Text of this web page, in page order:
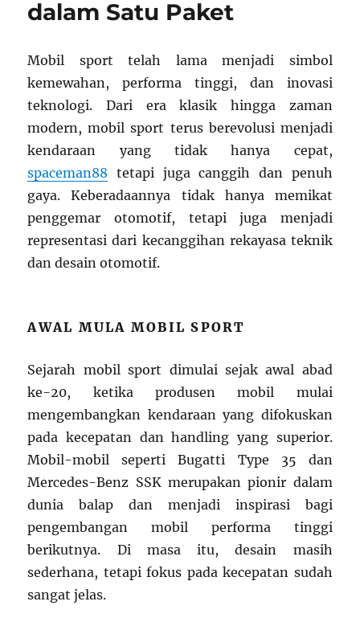
dalam Satu Paket
Mobil sport telah lama menjadi simbol
kemewahan, performa tinggi, dan inovasi
teknologi. Dari era klasik hingga zaman
modern, mobil sport terus berevolusi menjadi
kendaraan yang tidak hanya cepat,
spaceman88 tetapi juga canggih dan penuh
gaya. Keberadaannya tidak hanya memikat
penggemar otomotif, tetapi juga menjadi
representasi dari kecanggihan rekayasa teknik
dan desain otomotif.
AWAL MULA MOBIL SPORT
Sejarah mobil sport dimulai sejak awal abad
ke-20, ketika produsen mobil mulai
mengembangkan kendaraan yang difokuskan
pada kecepatan dan handling yang superior.
Mobil-mobil seperti Bugatti Type 35 dan
Mercedes-Benz SSK merupakan pionir dalam
dunia balap dan menjadi inspirasi bagi
pengembangan mobil performa tinggi
berikutnya. Di masa itu, desain masih
sederhana, tetapi fokus pada kecepatan sudah
sangat jelas.